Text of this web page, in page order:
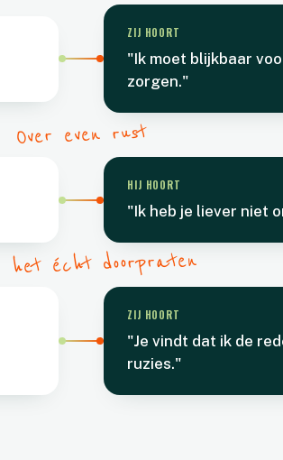
ZIJ HOORT
"Ik moet blijkbaar
zorgen."
Over even rust
HIJ HOORT
"Ik heb je liever niet
het écht doorpraten
ZIJ HOORT
"Je vindt dat ik de
ruzies."